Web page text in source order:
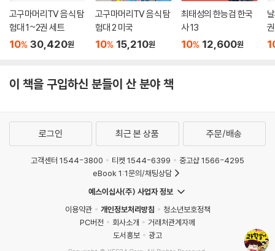
고구마머리TV 음식 탐
험대 1~2권 세트
10% 30,420원
고구마머리TV 음식 탐
험대 2 미국
10% 15,210원
최태성의 한능검 한국
사 13
10% 12,600원
이 책을 구입하신 분들이 산 분야 책
로그인 최근 본 상품 주문/배송
고객센터 1544-3800 티켓 1544-6399
중고샵 1566-4295
eBook 1:1문의/채팅상담
예스이십사(주) 사업자 정보
이용약관
개인정보처리방침
청소년보호정책
PC버전
회사소개
거래처관계자께
도서홍보
광고